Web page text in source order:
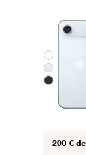
Groupe
200 €